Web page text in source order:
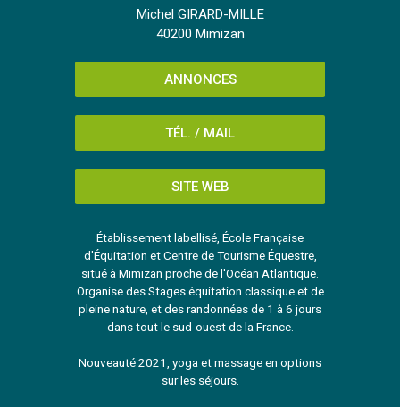
Michel GIRARD-MILLE
40200 Mimizan
ANNONCES
TÉL. / MAIL
SITE WEB
Établissement labellisé, École Française
d'Équitation et Centre de Tourisme Équestre,
situé à Mimizan proche de l'Océan Atlantique.
Organise des Stages équitation classique et de
pleine nature, et des randonnées de 1 à 6 jours
dans tout le sud-ouest de la France.
Nouveauté 2021, yoga et massage en options
sur les séjours.